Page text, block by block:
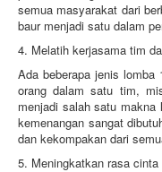
semua masyarakat dari
baur menjadi satu dalam
4. Melatih kerjasama tim
Ada beberapa jenis lomba
orang dalam satu tim,
menjadi salah satu
kemenangan sangat
dan kekompakan dari
5. Meningkatkan rasa